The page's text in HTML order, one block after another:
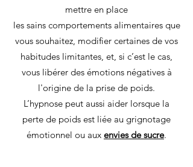
mettre en place
les sains comportements alimentaires que
vous souhaitez, modifier certaines de vos
habitudes limitantes, et, si c’est le cas,
vous libérer des émotions négatives à
l'origine de la prise de poids.
L’hypnose peut aussi aider lorsque la
perte de poids est liée au grignotage
émotionnel ou aux envies de sucre.